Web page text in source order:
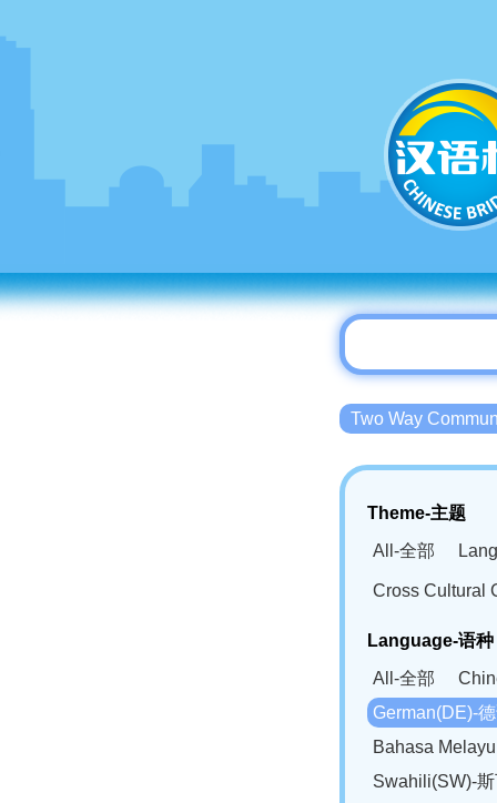
Two Way
Theme-主题
All-全部
Cross Cultural
Language-语种
All-全部
German(DE)-
Bahasa
Swahili(SW)-